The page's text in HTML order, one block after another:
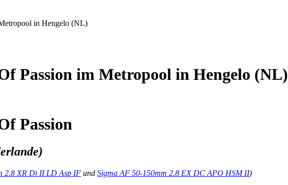
in Hengelo (NL)
Passion im Metropool in Hengelo (NL)
Passion
2.8 XR Di II LD Asp IF und Sigma AF 50-150mm 2.8 EX DC APO HSM II)